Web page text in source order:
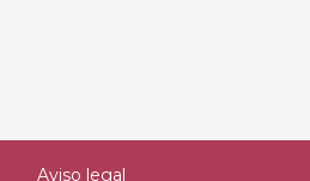
Aviso legal